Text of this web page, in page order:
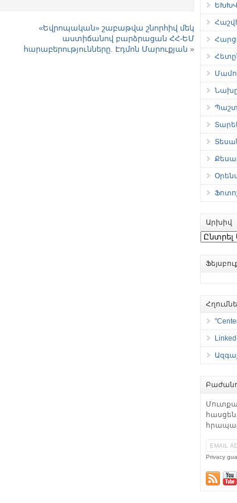
«Եվրոպական» շաբաթվա շնորհիվ մեկ
աստիճանով բարձրացան ՀՀ-ԵՄ
հարաբերությունները. Էդմոն Մարուքյան »
ԵԽԽՎ
Արխիվ
Արխիվ
Privacy